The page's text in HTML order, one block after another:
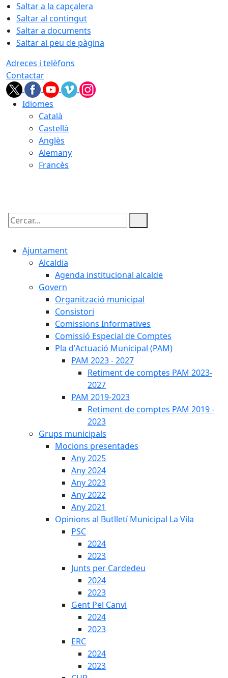
Saltar a la capçalera
Saltar al contingut
Saltar a documents
Saltar al peu de pàgina
Adreces i telèfons
Contactar
Idiomes
Català
Castellà
Anglès
Alemany
Francès
Cercar:
Ajuntament
Alcaldia
Agenda institucional alcalde
Govern
Organització municipal
Consistori
Comissions Informatives
Comissió Especial de Comptes
Pla d'Actuació Municipal (PAM)
PAM 2023 - 2027
Retiment de comptes PAM 2023-
2027
PAM 2019-2023
Retiment de comptes PAM 2019 -
2023
Grups municipals
Mocions presentades
Any 2025
Any 2024
Any 2023
Any 2022
Any 2021
Opinions al Butlletí Municipal La Vila
PSC
2024
2023
Junts per Cardedeu
2024
2023
Gent Pel Canvi
2024
2023
ERC
2024
2023